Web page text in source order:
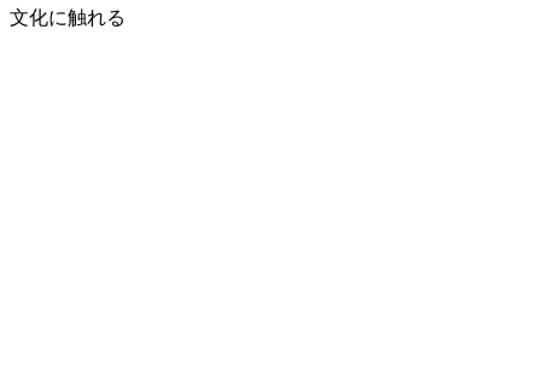
文化に触れる